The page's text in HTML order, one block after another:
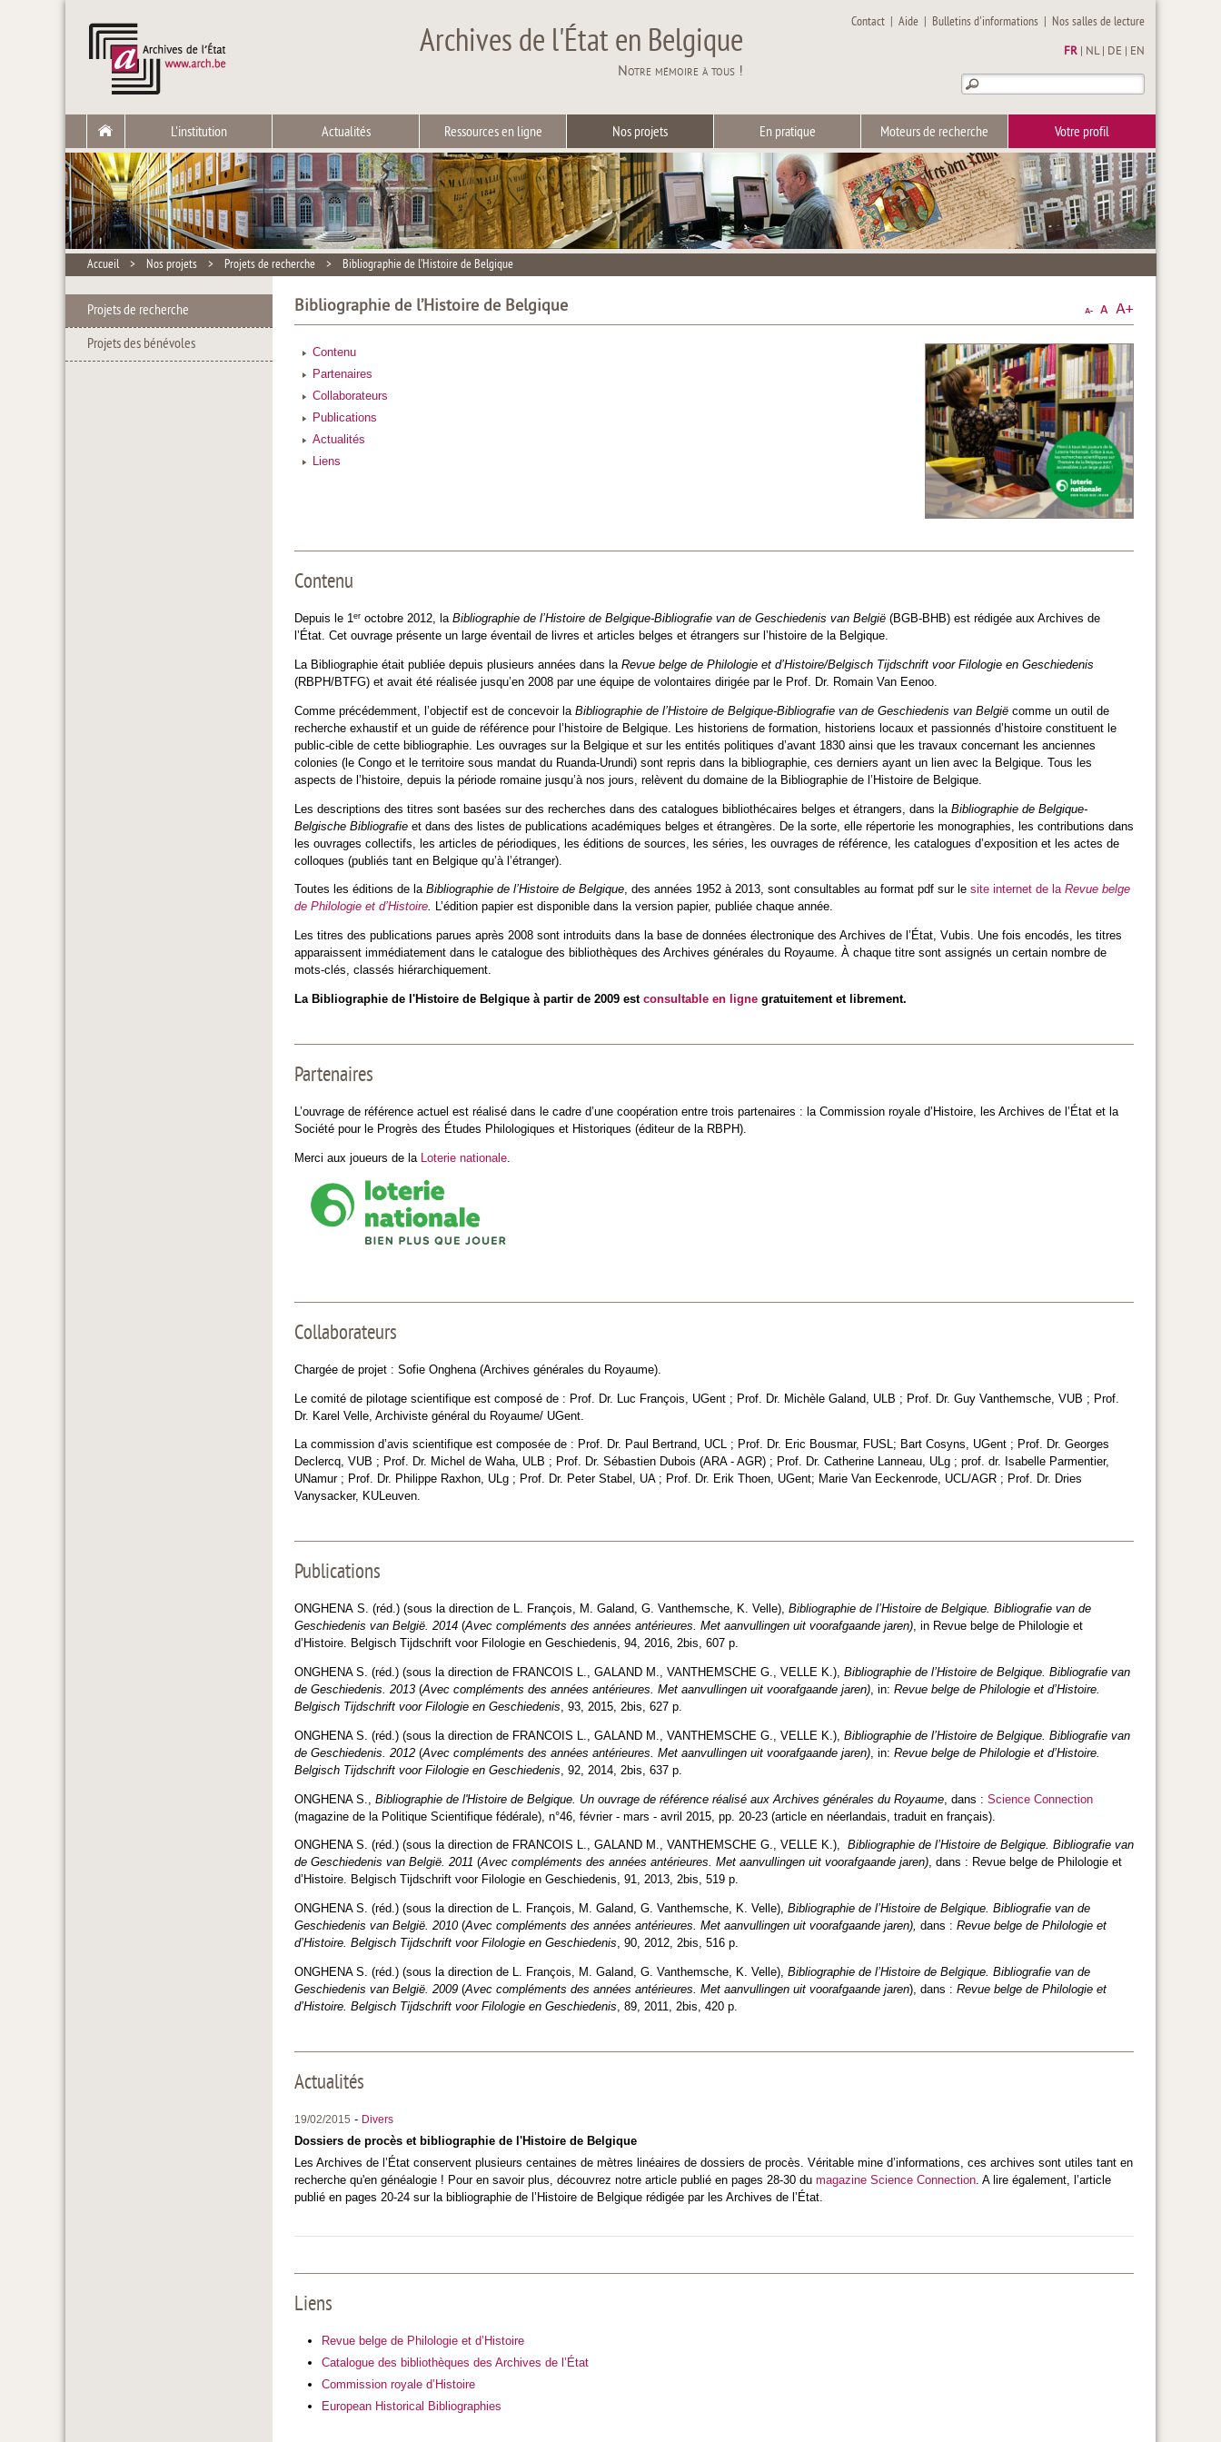
Archives de l'État en Belgique
Notre mémoire à tous !
Contact |Aide | Bulletins d'informations | Nos salles de lecture
FR NL| DE EN
L'institution Actualités Ressources en ligne Nos projets En pratique Moteurs de recherche Votre profil
Accueil > Nos projets > Projets de recherche > Bibliographie de l’Histoire de Belgique
Projets de recherche
Projets des bénévoles
Bibliographie de l’Histoire de Belgique
Contenu
Partenaires
Collaborateurs
Publications
Actualités
Liens
Contenu
Depuis le 1er octobre 2012, la Bibliographie de l’Histoire de Belgique-Bibliografie van de Geschiedenis van België (BGB-BHB) est rédigée aux Archives de
l’État. Cet ouvrage présente un large éventail de livres et articles belges et étrangers sur l’histoire de la Belgique.
La Bibliographie était publiée depuis plusieurs années dans la Revue belge de Philologie et d’Histoire/Belgisch Tijdschrift voor Filologie en Geschiedenis
(RBPH/BTFG) et avait été réalisée jusqu’en 2008 par une équipe de volontaires dirigée par le Prof. Dr. Romain Van Eenoo.
Comme précédemment, l’objectif est de concevoir la Bibliographie de l’Histoire de Belgique-Bibliografie van de Geschiedenis van België comme un outil de
recherche exhaustif et un guide de référence pour l’histoire de Belgique. Les historiens de formation, historiens locaux et passionnés d’histoire constituent le
public-cible de cette bibliographie. Les ouvrages sur la Belgique et sur les entités politiques d’avant 1830 ainsi que les travaux concernant les anciennes
colonies (le Congo et le territoire sous mandat du Ruanda-Urundi) sont repris dans la bibliographie, ces derniers ayant un lien avec la Belgique. Tous les
aspects de l’histoire, depuis la période romaine jusqu’à nos jours, relèvent du domaine de la Bibliographie de l’Histoire de Belgique.
Les descriptions des titres sont basées sur des recherches dans des catalogues bibliothécaires belges et étrangers, dans la Bibliographie de Belgique-
Belgische Bibliografie et dans des listes de publications académiques belges et étrangères. De la sorte, elle répertorie les monographies, les contributions dans
les ouvrages collectifs, les articles de périodiques, les éditions de sources, les séries, les ouvrages de référence, les catalogues d’exposition et les actes de
colloques (publiés tant en Belgique qu’à l’étranger).
Toutes les éditions de la Bibliographie de l’Histoire de Belgique, des années 1952 à 2013, sont consultables au format pdf sur le site internet de la Revue belge
de Philologie et d’Histoire. L’édition papier est disponible dans la version papier, publiée chaque année.
Les titres des publications parues après 2008 sont introduits dans la base de données électronique des Archives de l’État, Vubis. Une fois encodés, les titres
apparaissent immédiatement dans le catalogue des bibliothèques des Archives générales du Royaume. À chaque titre sont assignés un certain nombre de
mots-clés, classés hiérarchiquement.
La Bibliographie de l'Histoire de Belgique à partir de 2009 est consultable en ligne gratuitement et librement.
Partenaires
L’ouvrage de référence actuel est réalisé dans le cadre d’une coopération entre trois partenaires : la Commission royale d’Histoire, les Archives de l’État et la
Société pour le Progrès des Études Philologiques et Historiques (éditeur de la RBPH).
Merci aux joueurs de la Loterie nationale
Collaborateurs
Chargée de projet : Sofie Onghena (Archives générales du Royaume).
Le comité de pilotage scientifique est composé de : Prof. Dr. Luc François, UGent ; Prof. Dr. Michèle Galand, ULB ; Prof. Dr. Guy Vanthemsche, VUB ; Prof.
Dr. Karel Velle, Archiviste général du Royaume/ UGent.
La commission d’avis scientifique est composée de : Prof. Dr. Paul Bertrand, UCL ; Prof. Dr. Eric Bousmar, FUSL; Bart Cosyns, UGent ; Prof. Dr. Georges
Declercq, VUB ; Prof. Dr. Michel de Waha, ULB ; Prof. Dr. Sébastien Dubois (ARA - AGR) ; Prof. Dr. Catherine Lanneau, ULg ; prof. dr. Isabelle Parmentier,
UNamur ; Prof. Dr. Philippe Raxhon, ULg ; Prof. Dr. Peter Stabel, UA ; Prof. Dr. Erik Thoen, UGent; Marie Van Eeckenrode, UCL/AGR ; Prof. Dr. Dries
Vanysacker, KULeuven.
Publications
ONGHENA S. (réd.) (sous la direction de L. François, M. Galand, G. Vanthemsche, K. Velle), Bibliographie de l’Histoire de Belgique. Bibliografie van de
Geschiedenis van België. 2014 (Avec compléments des années antérieures. Met aanvullingen uit voorafgaande jaren), in Revue belge de Philologie et
d’Histoire. Belgisch Tijdschrift voor Filologie en Geschiedenis, 94, 2016, 2bis, 607 p.
ONGHENA S. (réd.) (sous la direction de FRANCOIS L., GALAND M., VANTHEMSCHE G., VELLE K.), Bibliographie de l’Histoire de Belgique. Bibliografie van
de Geschiedenis. 2013 (Avec compléments des années antérieures. Met aanvullingen uit voorafgaande jaren), in: Revue belge de Philologie et d’Histoire.
Belgisch Tijdschrift voor Filologie en Geschiedenis, 93, 2015, 2bis, 627 p.
ONGHENA S. (réd.) (sous la direction de FRANCOIS L., GALAND M., VANTHEMSCHE G., VELLE K.), Bibliographie de l’Histoire de Belgique. Bibliografie van
de Geschiedenis. 2012 (Avec compléments des années antérieures. Met aanvullingen uit voorafgaande jaren) , in: Revue belge de Philologie et d’Histoire.
Belgisch Tijdschrift voor Filologie en Geschiedenis , 92, 2014, 2bis, 637 p.
ONGHENA S., Bibliographie de l'Histoire de Belgique. Un ouvrage de référence réalisé aux Archives générales du Royaume dans : Science Connection
(magazine de la Politique Scientifique fédérale), n°46, février - mars - avril 2015, pp. 20-23 (article en néerlandais, traduit en français).
ONGHENA S. (réd.) (sous la direction de FRANCOIS L., GALAND M., VANTHEMSCHE G., VELLE K.), Bibliographie de l’Histoire de Belgique. Bibliografie van
de Geschiedenis van België. 2011 (Avec compléments des années antérieures. Met aanvullingen uit voorafgaande jaren), dans : Revue belge de Philologie et
d’Histoire. Belgisch Tijdschrift voor Filologie en Geschiedenis, 91, 2013, 2bis, 519 p.
ONGHENA S. (réd.) (sous la direction de L. François, M. Galand, G. Vanthemsche, K. Velle), Bibliographie de l’Histoire de Belgique. Bibliografie van de
Geschiedenis van België. 2010 (Avec compléments des années antérieures. Met aanvullingen uit voorafgaande jaren), dans : Revue belge de Philologie et
d’Histoire. Belgisch Tijdschrift voor Filologie en Geschiedenis, 90, 2012, 2bis, 516 p.
ONGHENA S. (réd.) (sous la direction de L. François, M. Galand, G. Vanthemsche, K. Velle), Bibliographie de l’Histoire de Belgique. Bibliografie van de
Geschiedenis van België. 2009 (Avec compléments des années antérieures. Met aanvullingen uit voorafgaande jaren), dans : Revue belge de Philologie et
d’Histoire. Belgisch Tijdschrift voor Filologie en Geschiedenis, 89, 2011, 2bis, 420 p.
Actualités
19/02/2015 - Divers
Dossiers de procès et bibliographie de l'Histoire de Belgique
Les Archives de l’État conservent plusieurs centaines de mètres linéaires de dossiers de procès. Véritable mine d’informations, ces archives sont utiles tant en
recherche qu'en généalogie ! Pour en savoir plus, découvrez notre article publié en pages 28-30 du magazine Science Connection. A lire également, l’article
publié en pages 20-24 sur la bibliographie de l’Histoire de Belgique rédigée par les Archives de l’État.
Liens
Revue belge de Philologie et d’Histoire
Catalogue des bibliothèques des Archives de l’État
Commission royale d’Histoire
European Historical Bibliographies